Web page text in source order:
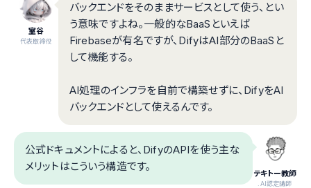
室谷
代表取締役
バックエンドをそのままサービスとして使う、とい
う意味ですよね。一般的なBaaSといえば
Firebaseが有名ですが、DifyはAI部分のBaaSと
して機能する。
AI処理のインフラを自前で構築せずに、DifyをAI
バックエンドとして使えるんです。
テキトー教師
.AI認定講師
公式ドキュメントによると、DifyのAPIを使う主な
メリットはこういう構造です。